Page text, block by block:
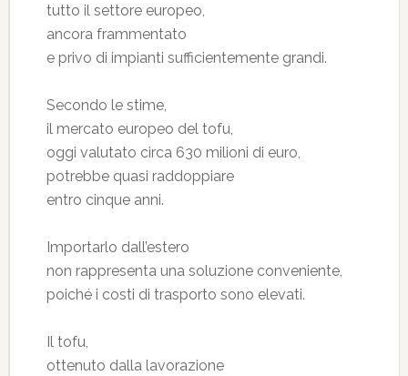
tutto il settore europeo,
ancora frammentato
e privo di impianti sufficientemente grandi.
Secondo le stime,
il mercato europeo del tofu,
oggi valutato circa 630 milioni di euro,
potrebbe quasi raddoppiare
entro cinque anni.
Importarlo dall’estero
non rappresenta una soluzione conveniente,
poiché i costi di trasporto sono elevati.
Il tofu,
ottenuto dalla lavorazione